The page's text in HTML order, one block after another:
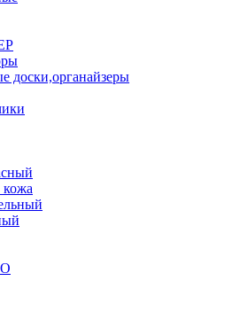
доски,органайзеры
кожа